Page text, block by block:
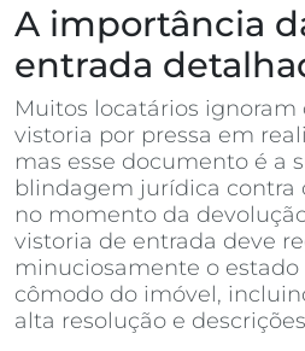
A importância
entrada
Muitos locatários ignoram
vistoria por pressa em
mas esse documento é a
blindagem jurídica contra
no momento da
vistoria de entrada deve
minuciosamente o estado
cômodo do imóvel,
alta resolução e